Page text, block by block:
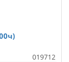
019712